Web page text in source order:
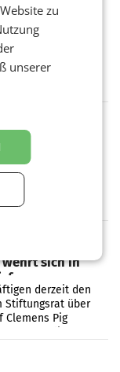
Jürgen
auf Adeg
Adeg und dem
Albrecht ist
Die
und der
Leapmotor
und
Marke
einen
lieferte weltweit
sich das
sich in
derzeit den
Stiftungsrat über
Clemens Pig
zu
unserer